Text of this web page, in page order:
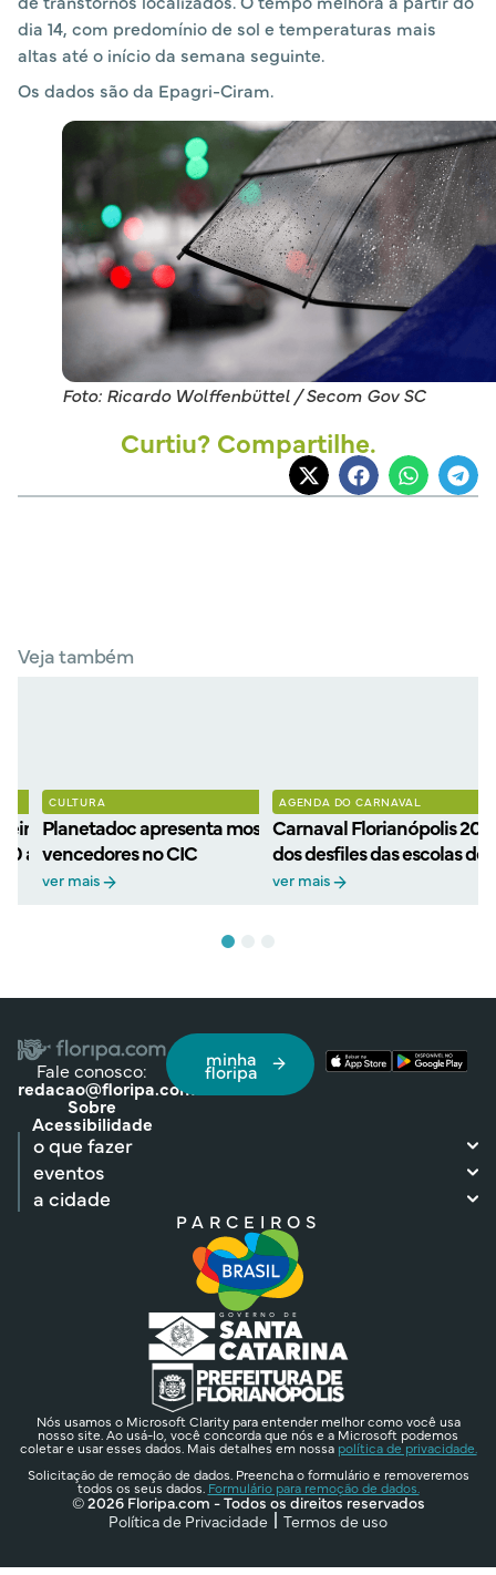
dia 14, com predomínio de sol e temperaturas mais
altas até o início da semana seguinte.
Os dados são da Epagri-Ciram.
Foto: Ricardo Wolffenbüttel / Secom Gov SC
Curtiu? Compartilhe.
Veja também
filmes
anos com retorno ao
CULTURA
Planetadoc apresenta mostra gratuita de filmes
vencedores no CIC
ver mais
AGENDA DO CARNAVAL
Carnaval Florianópolis
dos desfiles das escolas de
ver mais
Fale conosco:
redacao@floripa.com
Sobre
Acessibilidade
minha
floripa
o que fazer
eventos
a cidade
PARCEIROS
Nós usamos o Microsoft Clarity para entender melhor como você usa
nosso site. Ao usá-lo, você concorda que nós e a Microsoft podemos
coletar e usar esses dados. Mais detalhes em nossa política de privacidade.
Solicitação de remoção de dados. Preencha o formulário e removeremos
todos os seus dados. Formulário para remoção de dados.
© 2026 Floripa.com - Todos os direitos reservados
Política de Privacidade
Termos de uso